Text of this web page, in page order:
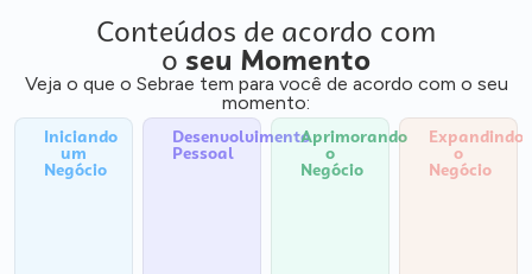
Conteúdos de acordo com
o seu Momento
Veja o que o Sebrae tem para você de acordo com o seu
momento:
Iniciando
um
Negócio
Desenvolvimento
Pessoal
Aprimorando
o
Negócio
Expandindo
o
Negócio